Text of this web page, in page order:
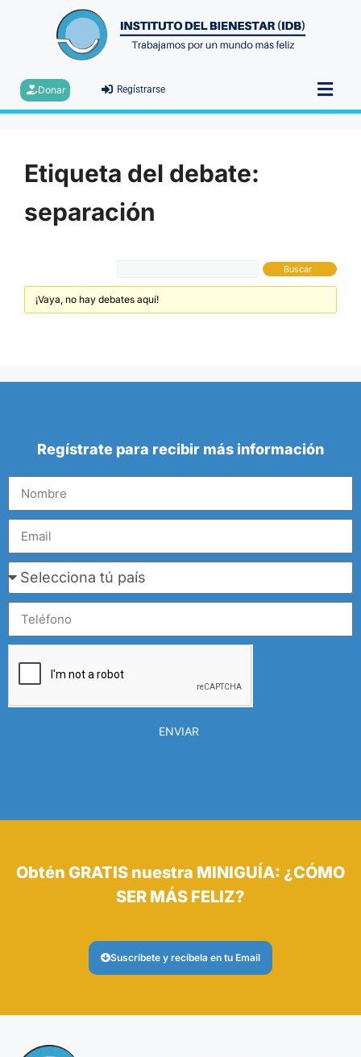
Donar Regístrarse
Etiqueta del debate:
separación
¡Vaya, no hay debates aquí!
Regístrate para recibir más información
ENVIAR
Obtén GRATIS nuestra MINIGUÍA: ¿CÓMO
SER MÁS FELIZ?
Suscríbete y recíbela en tu Email